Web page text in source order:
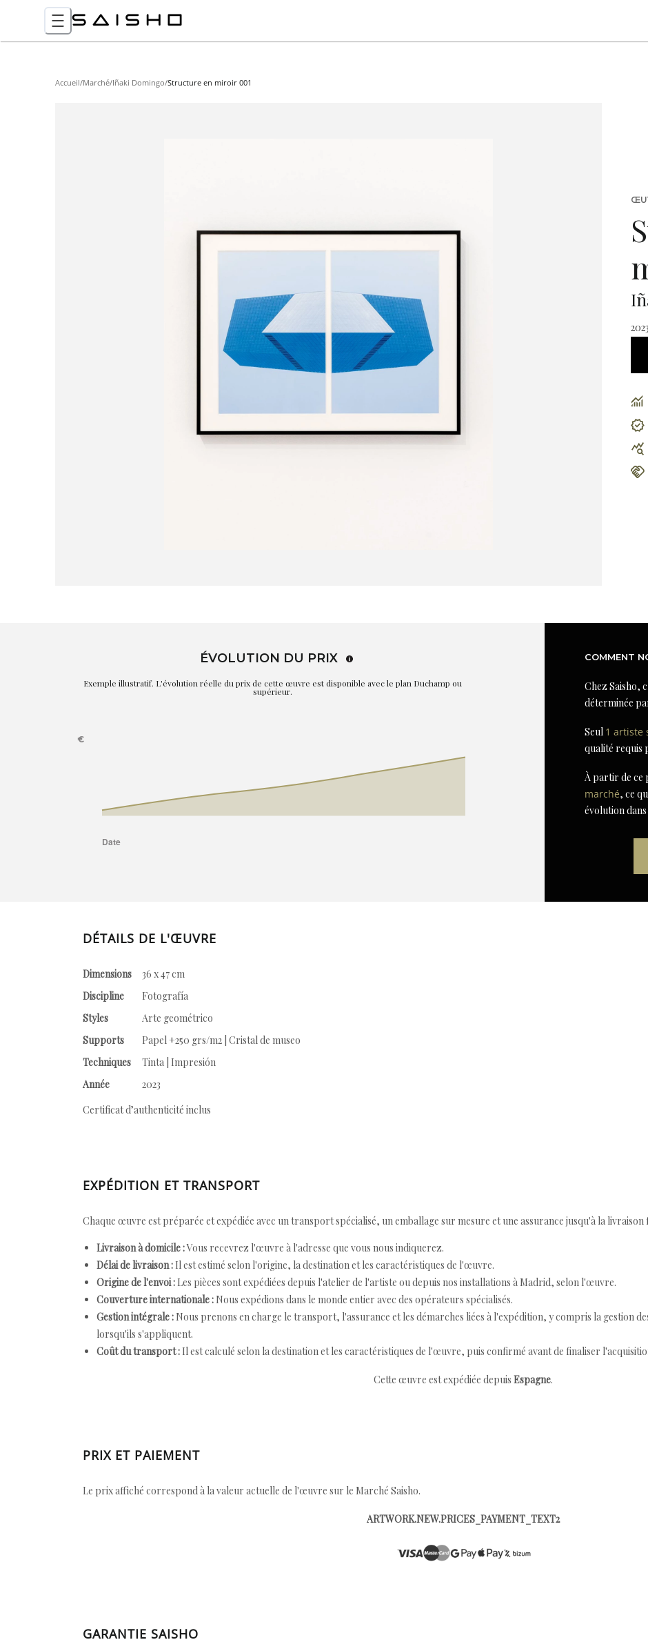
Accueil/Marché/Iñaki Domingo/Structure en miroir 001
ÉVOLUTION DU PRIX
Exemple illustratif. L'évolution réelle du prix de cette œuvre est disponible avec le plan Duchamp ou
supérieur.
COMMENT
Chez Saisho,
déterminée
Seul 1 artiste
qualité requis
À partir de ce
marché, ce
évolution
DÉTAILS DE L'ŒUVRE
Dimensions
36 x 47 cm
Discipline
Fotografía
Styles
Arte geométrico
Supports
Papel +250 grs/m2 | Cristal de museo
Techniques
Tinta | Impresión
Année
2023
Certificat d’authenticité inclus
EXPÉDITION ET TRANSPORT
Chaque œuvre est préparée et expédiée avec un transport spécialisé, un emballage sur mesure et une assurance jusqu'à la livraison
Livraison à domicile :Vous recevrez l'œuvre à l'adresse que vous nous indiquerez.
Délai de livraison : Il est estimé selon l'origine, la destination et les caractéristiques de l'œuvre.
Origine de l'envoi : Les pièces sont expédiées depuis l'atelier de l'artiste ou depuis nos installations à Madrid, selon l'œuvre.
Couverture internationale : Nous expédions dans le monde entier avec des opérateurs spécialisés.
Gestion intégrale : Nous prenons en charge le transport, l'assurance et les démarches liées à l'expédition, y compris la gestion
lorsqu'ils s'appliquent.
Coût du transport : Il est calculé selon la destination et les caractéristiques de l'œuvre, puis confirmé avant de finaliser
Cette œuvre est expédiée depuis Espagne.
PRIX ET PAIEMENT
Le prix affiché correspond à la valeur actuelle de l'œuvre sur le Marché Saisho.
ARTWORK.NEW.PRICES_PAYMENT_TEXT2
GARANTIE SAISHO